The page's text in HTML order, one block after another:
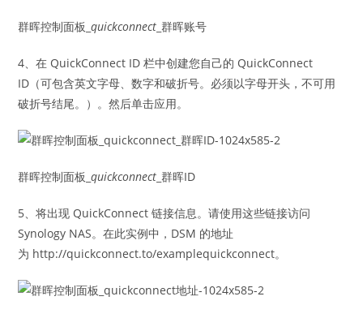
群晖控制面板_quickconnect _群晖账号
4、在 QuickConnect ID 栏中创建您自己的 QuickConnect
ID（可包含英文字母、数字和破折号。必须以字母开头，不可用
破折号结尾。）。然后单击应用。
群晖控制面板_quickconnect _群晖ID
5、将出现 QuickConnect 链接信息。请使用这些链接访问
Synology NAS。在此实例中，DSM 的地址
为 http://quickconnect.to/examplequickconnect。